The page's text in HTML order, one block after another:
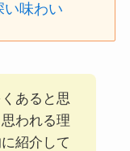
味わい
あると思
われる理
紹介して